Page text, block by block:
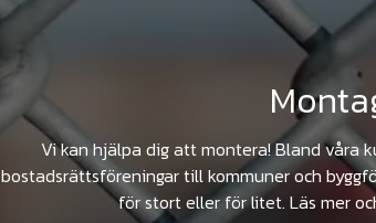
Vi kan hjälpa dig att montera! Bland våra
bostadsrättsföreningar till kommuner och
för stort eller för litet. Läs mer